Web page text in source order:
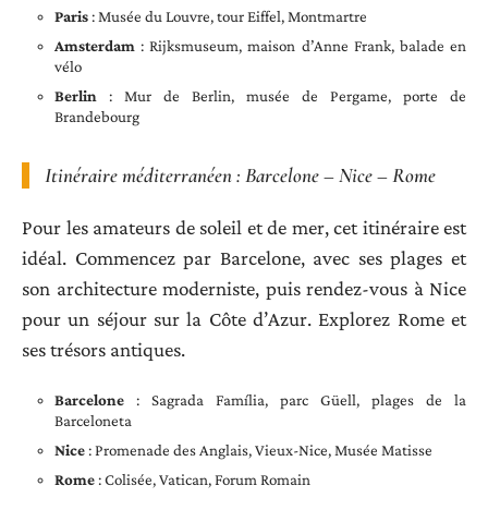
Paris: Musée du Louvre, tour Eiffel, Montmartre
Amsterdam : Rijksmuseum, maison d’Anne Frank, balade en
vélo
Berlin : Mur de Berlin, musée de Pergame, porte de
Brandebourg
Itinéraire méditerranéen : Barcelone – Nice – Rome
Pour les amateurs de soleil et de mer, cet itinéraire est
idéal. Commencez par Barcelone, avec ses plages et
son architecture moderniste, puis rendez-vous à Nice
pour un séjour sur la Côte d’Azur. Explorez Rome et
ses trésors antiques.
Barcelone : Sagrada Família, parc Güell, plages de la
Barceloneta
Nice: Promenade des Anglais, Vieux-Nice, Musée Matisse
Rome: Colisée, Vatican, Forum Romain